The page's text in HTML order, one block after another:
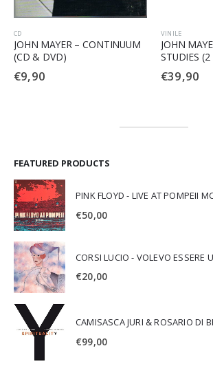
CD
JOHN MAYER – CONTINUUM
(CD & DVD)
€9,90
VINILE
JOHN
STUDIES (2
€39,90
FEATURED PRODUCTS
PINK FLOYD - LIVE AT POMPEII
€50,00
CORSI LUCIO - VOLEVO ESSERE
€20,00
CAMISASCA JURI & ROSARIO DI
€99,00